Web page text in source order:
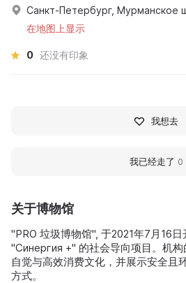
关于博物馆
"PRO 垃圾博物馆", 于2021年7月16
"Синергия +" 的社会导向项目。机
自觉与高效消费文化，并展示安全且
方式。
Санкт-Петербург, Мурманское
在地图上显示
0 还没有印象
我想去
我已经走了 0